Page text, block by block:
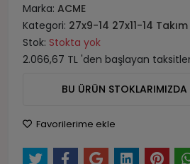
Marka: ACME
Kategori: 27x9-14 27x11-14 Takım
Stok: Stokta yok
2.066,67 TL 'den başlayan
BU ÜRÜN
Favorilerime ekle